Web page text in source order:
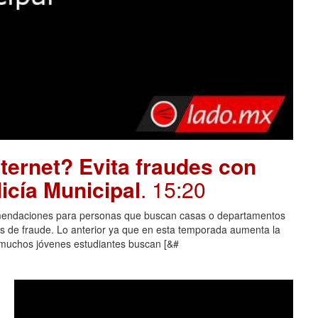
Evita fraudes con
Municipal. 15:20
para personas que buscan casas o departamentos
fraude. Lo anterior ya que en esta temporada aumenta la
jóvenes estudiantes buscan [&#